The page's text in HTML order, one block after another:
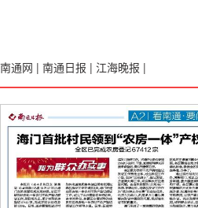
南通网 | 南通日报 | 江海晚报 |